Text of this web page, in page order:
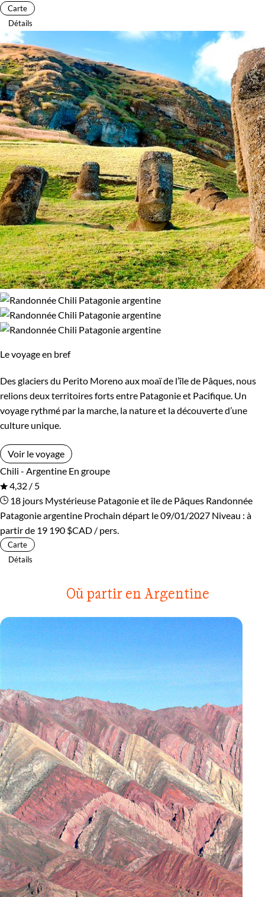
Carte
Détails
Le voyage en bref
Des glaciers du Perito Moreno aux moaï de l’île de Pâques, nous
relions deux territoires forts entre Patagonie et Pacifique. Un
voyage rythmé par la marche, la nature et la découverte d’une
culture unique.
Voir le voyage
Chili - Argentine En groupe
4,32 / 5
18 jours Mystérieuse Patagonie et île de Pâques Randonnée
Patagonie argentine Prochain départ le 09/01/2027 Niveau : à
partir de 19 190 $CAD / pers.
Carte
Détails
Où partir en Argentine